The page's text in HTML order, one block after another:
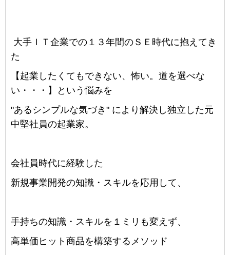
大手ＩＴ企業での１３年間のＳＥ時代に抱えてき
た
【起業したくてもできない、怖い。道を選べな
い・・・】という悩みを
"あるシンプルな気づき" により解決し独立した元
中堅社員の起業家。
会社員時代に経験した
新規事業開発の知識・スキルを応用して、
手持ちの知識・スキルを１ミリも変えず、
高単価ヒット商品を構築するメソッド